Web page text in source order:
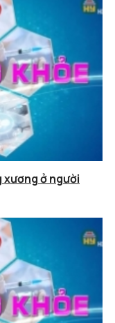
ở người